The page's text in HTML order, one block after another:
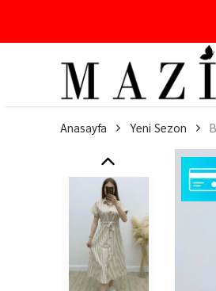
Anasayfa Yeni Sezon